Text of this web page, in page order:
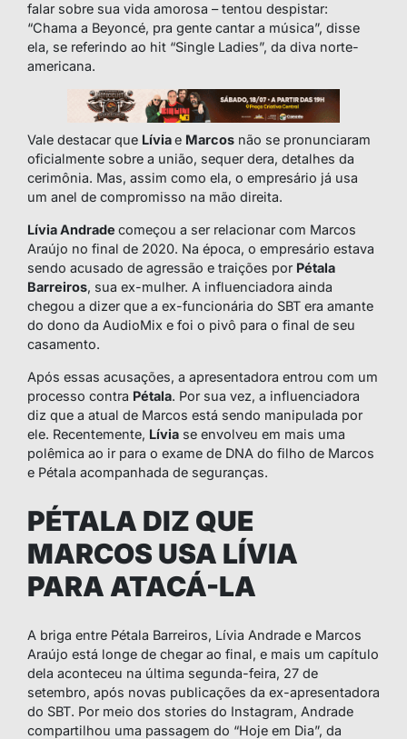
falar sobre sua vida amorosa – tentou despistar:
“Chama a Beyoncé, pra gente cantar a música”, disse
ela, se referindo ao hit “Single Ladies”, da diva norte-
americana.
Vale destacar que Líviae Marcos não se pronunciaram
oficialmente sobre a união, sequer dera, detalhes da
cerimônia. Mas, assim como ela, o empresário já usa
um anel de compromisso na mão direita.
Lívia Andrade começou a ser relacionar com Marcos
Araújo no final de 2020. Na época, o empresário estava
sendo acusado de agressão e traições por Pétala
Barreiros, sua ex-mulher. A influenciadora ainda
chegou a dizer que a ex-funcionária do SBT era amante
do dono da AudioMix e foi o pivô para o final de seu
casamento.
Após essas acusações, a apresentadora entrou com um
processo contra Pétala. Por sua vez, a influenciadora
diz que a atual de Marcos está sendo manipulada por
ele. Recentemente, Lívia se envolveu em mais uma
polêmica ao ir para o exame de DNA do filho de Marcos
e Pétala acompanhada de seguranças.
PÉTALA DIZ QUE
MARCOS USA LÍVIA
PARA ATACÁ-LA
A briga entre Pétala Barreiros, Lívia Andrade e Marcos
Araújo está longe de chegar ao final, e mais um capítulo
dela aconteceu na última segunda-feira, 27 de
setembro, após novas publicações da ex-apresentadora
do SBT. Por meio dos stories do Instagram, Andrade
compartilhou uma passagem do “Hoje em Dia”, da